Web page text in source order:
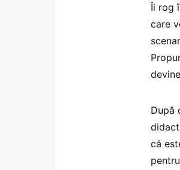
Îi rog
care
După
că